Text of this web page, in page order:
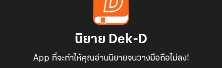
นิยาย Dek-D
App ที่จะทำให้คุณอ่านนิยายจนวางมือถือไม่ลง!